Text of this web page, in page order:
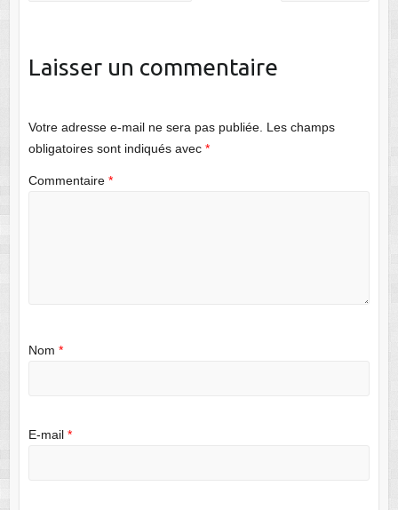
Laisser un commentaire
Votre adresse e-mail ne sera pas publiée. Les champs
obligatoires sont indiqués avec *
Commentaire *
Nom *
E-mail *